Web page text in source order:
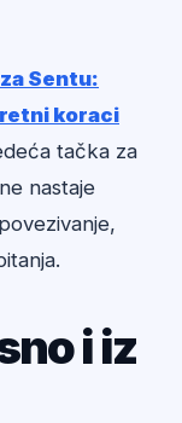
za Sentu:
koraci
tačka za
nastaje
i iz